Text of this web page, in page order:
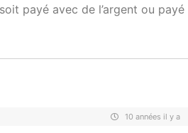
payé avec de l’argent ou payé
10 années il y a